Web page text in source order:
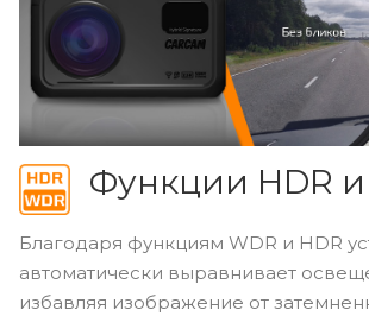
Функции HDR и
Благодаря функциям WDR и HDR
автоматически выравнивает
избавляя изображение от